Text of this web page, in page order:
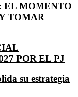
EL MOMENTO
TOMAR
POR EL PJ
su estrategia